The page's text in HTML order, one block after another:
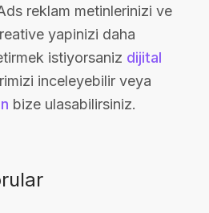
reklam metinlerinizi ve
yapinizi daha
istiyorsaniz dijital
inceleyebilir veya
bize ulasabilirsiniz.